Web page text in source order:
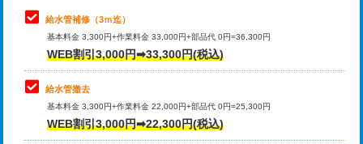
マス交換（土の掘削・埋め戻し作業）
マス交換（深さ50㎝未満）
マス交換（深さ50㎝以上）
コンクリート斫り（厚さ10㎝まで）
理・調整・分解・加工など（中作業）
止水・漏水調査・防水処理・清掃・修
理・調整・分解・加工など（重作業）
33,000円
その他部品の脱着
交換・取付（タンク）
給水管補修（3ｍ迄）
基本料金 3,300円+作業料金 33,000円+部品代 0円=36,300円
WEB割引3,000円➡33,300円(税込)
給水管撤去
基本料金 3,300円+作業料金 22,000円+部品代 0円=25,300円
WEB割引3,000円➡22,300円(税込)